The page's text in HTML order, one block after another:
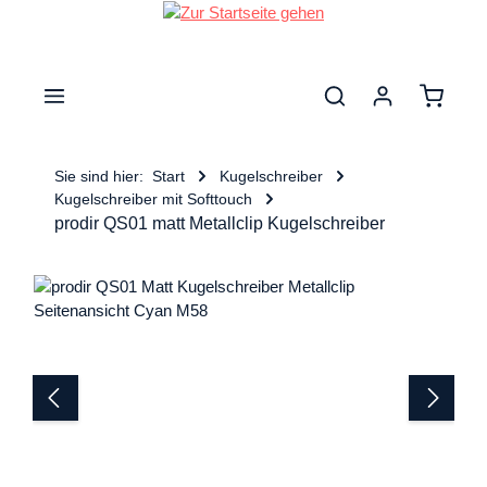
Sie sind hier: Start
Kugelschreiber
Kugelschreiber mit Softtouch
prodir QS01 matt Metallclip Kugelschreiber
Bildergalerie überspringen